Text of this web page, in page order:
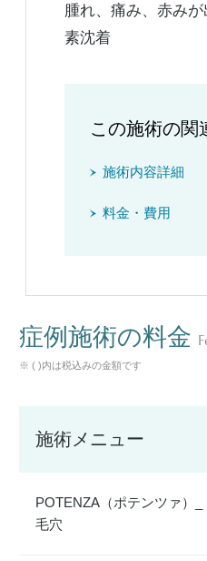
腫れ、痛み、赤み
素沈着
この施術の関
施術内容詳細
料金・費用
症例施術の料金
※ ( )内は税込みの金額です
施術メニュー
POTENZA（ポテンツァ）_
毛穴